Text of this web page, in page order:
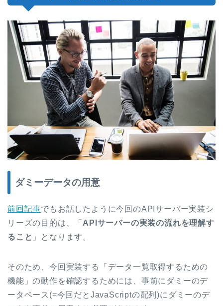
ダミーデータの用意
前回記事でもお話したように今回のAPIサーバー実装シ
リーズの目的は、「 APIサーバーの実装の流れを理解す
ること 」となります。
そのため、今回実装する「データ一覧取得するための
機能」の動作を確認するためには、事前にダミーのデ
ータベース(=今回だとJavaScriptの配列)にダミーのデ